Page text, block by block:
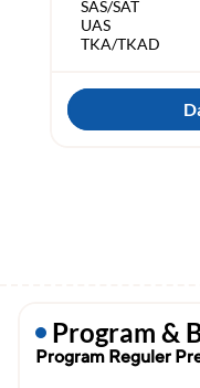
Program &
Program Reguler